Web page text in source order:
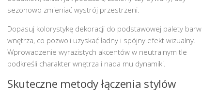
sezonowo zmieniać wystrój przestrzeni.
Dopasuj kolorystykę dekoracji do podstawowej palety barw
wnętrza, co pozwoli uzyskać ładny i spójny efekt wizualny.
Wprowadzenie wyrazistych akcentów w neutralnym tle
podkreśli charakter wnętrza i nada mu dynamiki.
Skuteczne metody łączenia stylów